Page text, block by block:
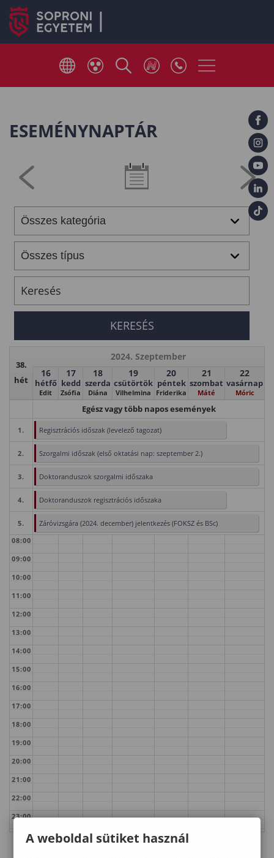
ESEMÉNYNAPTÁR
38.
hét
2024. Szeptember
16
hétfő
Edit
17
kedd
Zsófia
18
szerda
Diána
19
csütörtök
Vilhelmina
20
péntek
Friderika
21
szombat
Máté
22
vasárnap
Móric
Egész vagy több napos események
1. Regisztrációs időszak (levelező tagozat)
2. Szorgalmi időszak (első oktatási nap: szeptember 2.)
3. Doktoranduszok szorgalmi időszaka
4. Doktoranduszok regisztrációs időszaka
5.
Záróvizsgára (2024. december) jelentkezés (FOKSZ és BSc)
08:00
09:00
10:00
11:00
12:00
13:00
14:00
15:00
16:00
17:00
18:00
19:00
20:00
21:00
22:00
23:00
A weboldal sütiket használ